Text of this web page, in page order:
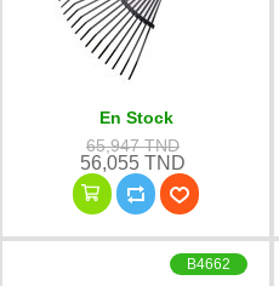
En Stock
65,947 TND
56,055 TND
B4662